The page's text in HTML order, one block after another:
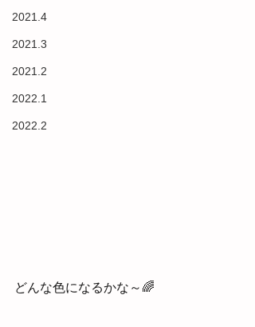
2021.4
2021.3
2021.2
2022.1
2022.2
どんな色になるかな～🌈